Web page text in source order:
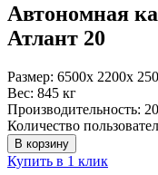
Автономная
Атлант 20
Размер: 6500x 2200x
Вес: 845 кг
Производительность:
Количество
В корзину
Купить в 1 клик